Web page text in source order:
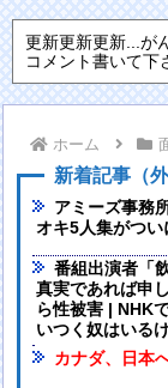
更新更新更新...が
コメント書いて下
ホーム
新着記事（外
アミーズ事務
オキ5人集がつい
番組出演者「
真実であれば申
ら性被害 | NHK
いつく奴はいる
カナダ、日本